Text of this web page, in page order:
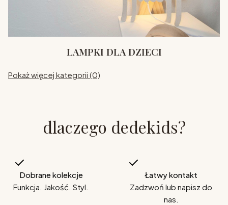
LAMPKI DLA DZIECI
Pokaż więcej kategorii (0)
dlaczego dedekids?
Dobrane kolekcje
Funkcja. Jakość. Styl.
Łatwy kontakt
Zadzwoń lub napisz do
nas.